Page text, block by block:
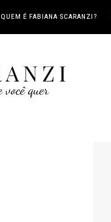
QUEM É FABIANA SCARANZI?